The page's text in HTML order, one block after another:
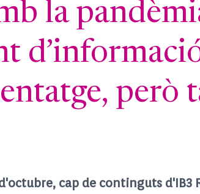
la
però
cap de continguts d'IB3